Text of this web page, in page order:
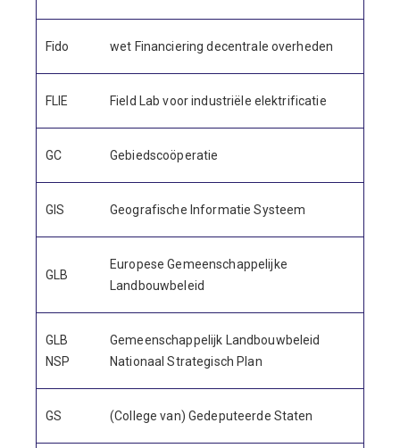
Fido wet Financiering decentrale overheden
FLIE Field Lab voor industriële elektrificatie
GC Gebiedscoöperatie
GIS Geografische Informatie Systeem
GLB
Europese Gemeenschappelijke
Landbouwbeleid
GLB
NSP
Gemeenschappelijk Landbouwbeleid
Nationaal Strategisch Plan
GS (College van) Gedeputeerde Staten